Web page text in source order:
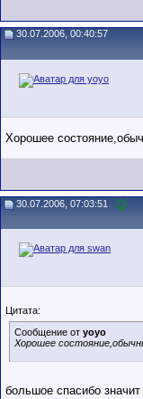
30.07.2006, 00:40:57
Хорошее
30.07.2006, 07:03:51
Цитата:
Сообщение от yoyo
Хорошее
большое спасибо